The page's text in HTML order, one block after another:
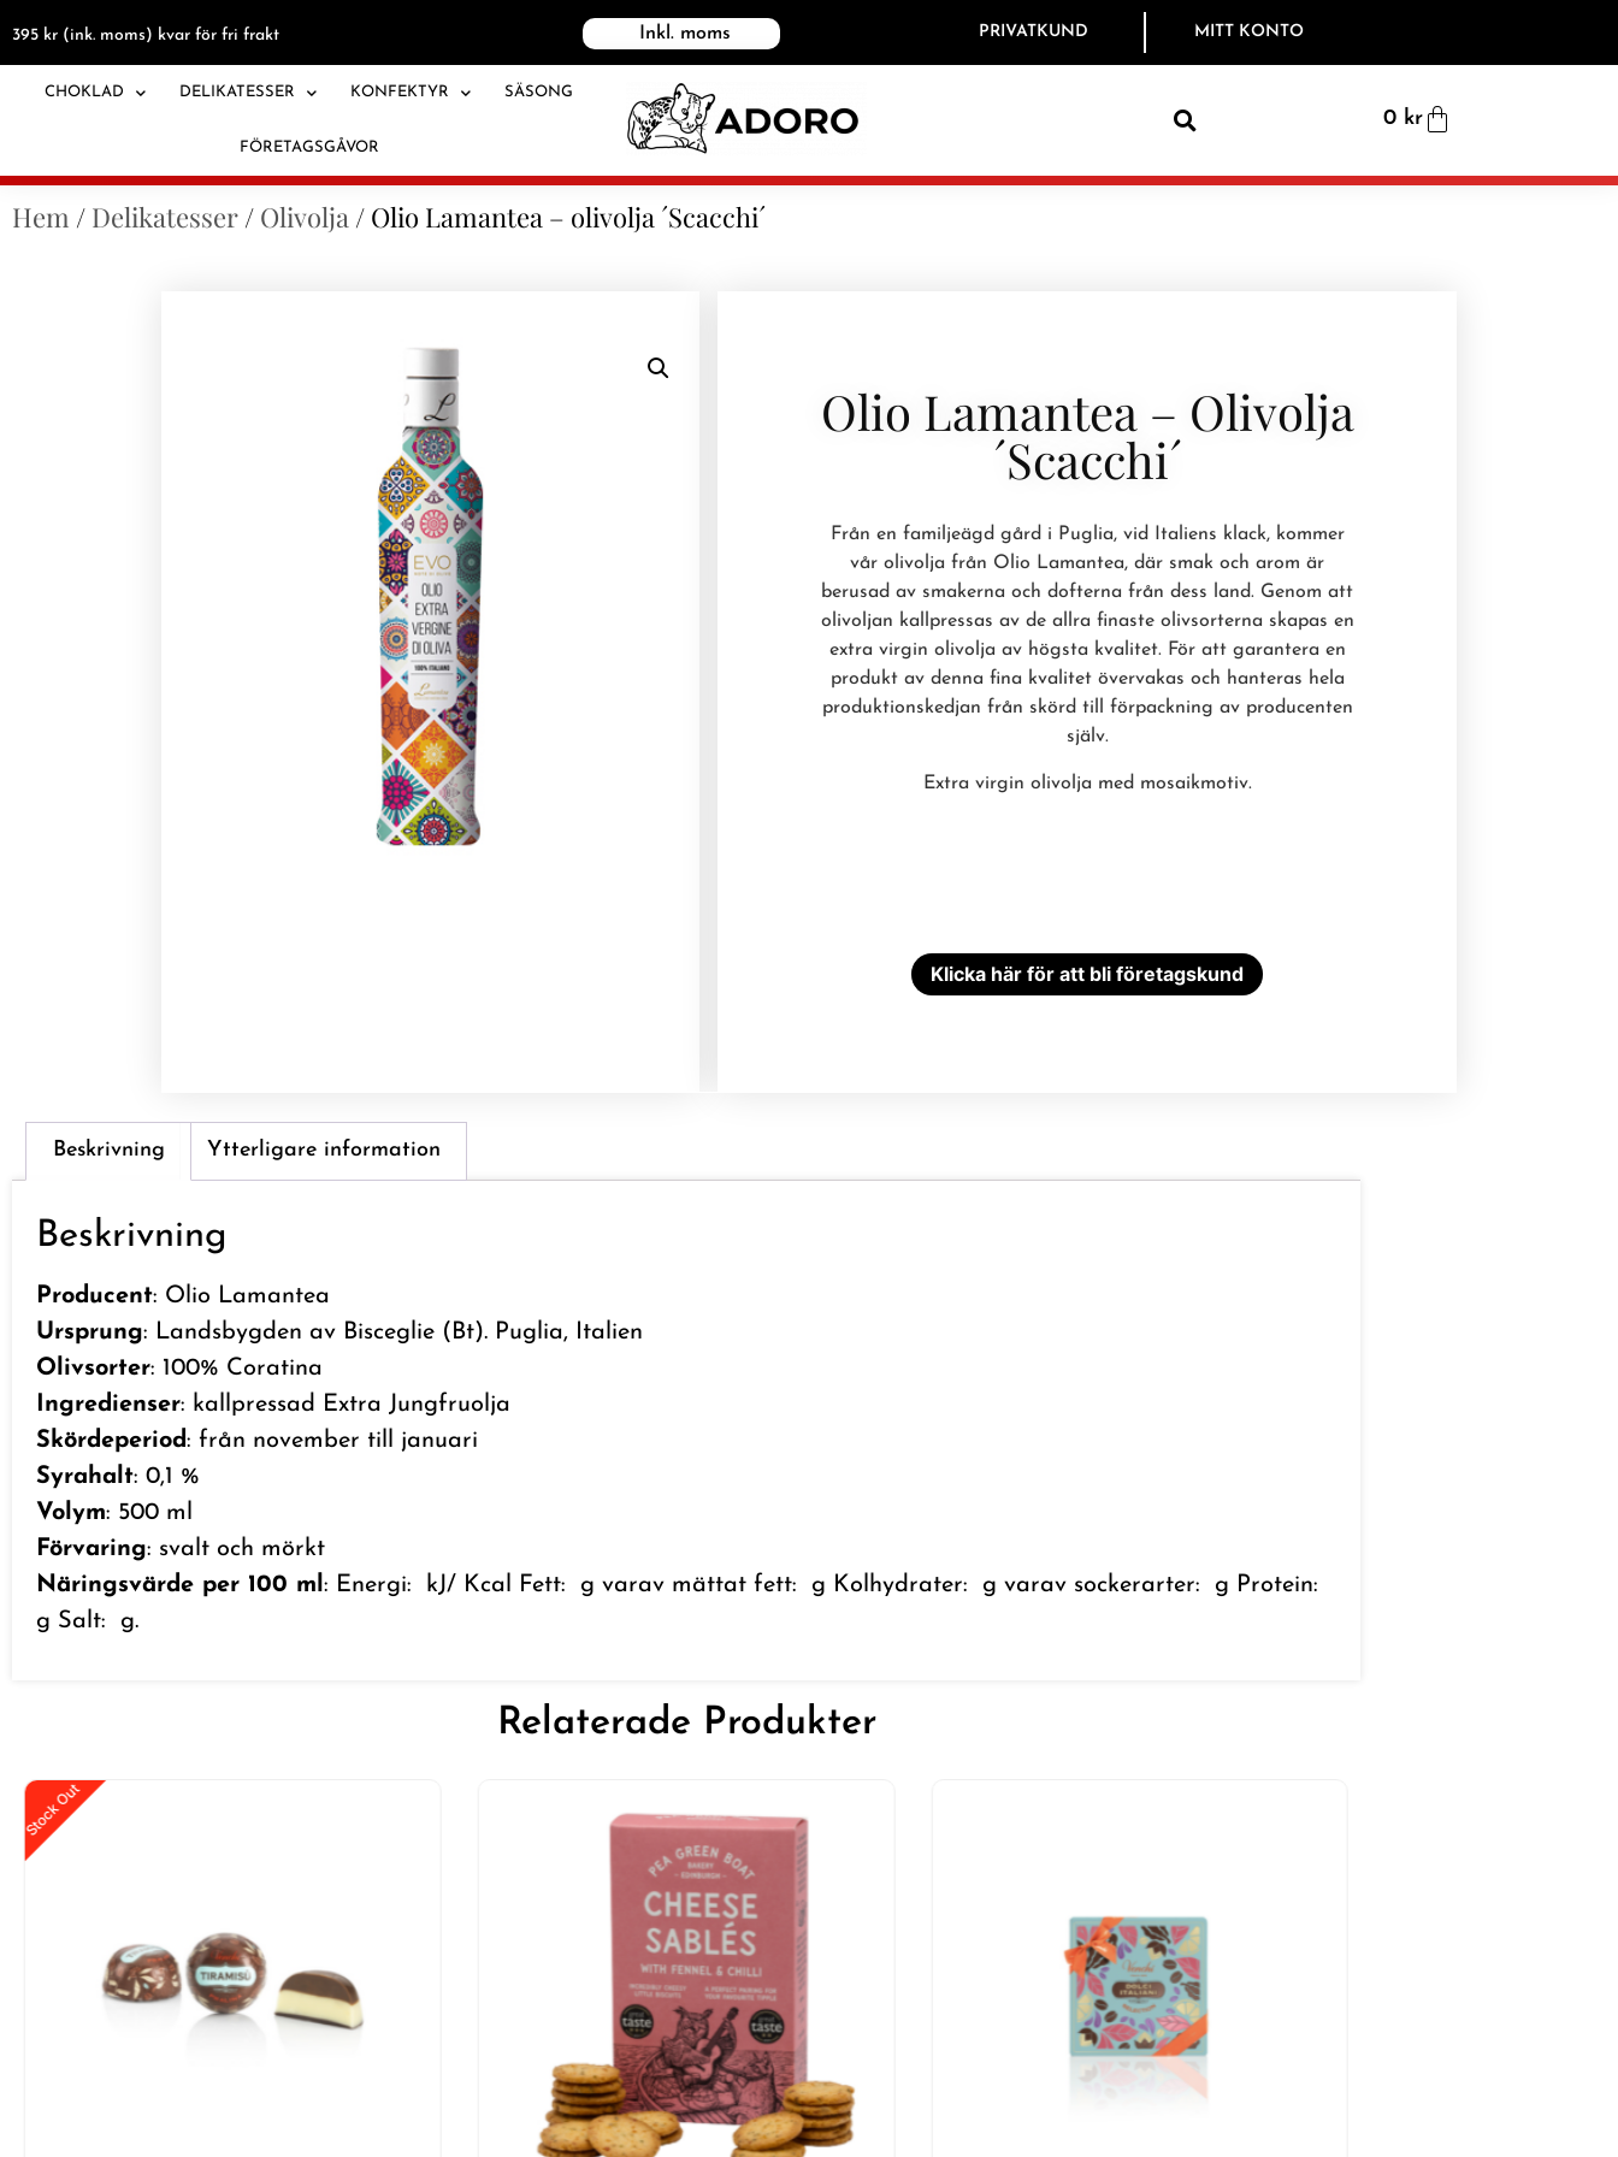
395 kr (ink. moms) kvar för fri frakt Inkl. moms PRIVATKUND MITT KONTO
CHOKLAD DELIKATESSER KONFEKTYR SÄSONG
FÖRETAGSGÅVOR
0 kr
Hem / Delikatesser / Olivolja / Olio Lamantea – olivolja ´Scacchi´
Olio Lamantea – Olivolja
´Scacchi´
Från en familjeägd gård i Puglia, vid Italiens klack, kommer
vår olivolja från Olio Lamantea, där smak och arom är
berusad av smakerna och dofterna från dess land. Genom att
olivoljan kallpressas av de allra finaste olivsorterna skapas en
extra virgin olivolja av högsta kvalitet. För att garantera en
produkt av denna fina kvalitet övervakas och hanteras hela
produktionskedjan från skörd till förpackning av producenten
själv.
Extra virgin olivolja med mosaikmotiv.
Klicka här för att bli företagskund
Beskrivning Ytterligare information
Beskrivning
Producent: Olio Lamantea
Ursprung: Landsbygden av Bisceglie (Bt). Puglia, Italien
Olivsorter: 100% Coratina
Ingredienser: kallpressad Extra Jungfruolja
Skördeperiod: från november till januari
Syrahalt: 0,1 %
Volym: 500 ml
Förvaring: svalt och mörkt
Näringsvärde per 100 ml : Energi: kJ/ Kcal Fett: g varav mättat fett: g Kolhydrater: g varav sockerarter: g Protein:
g Salt: g.
Relaterade Produkter
Stock Out